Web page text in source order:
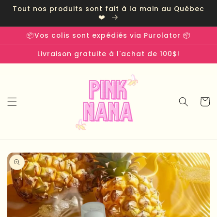
passer
contenu
Tout nos produits sont fait à la main au Québec
❤️
📦Vos colis sont expédiés via Purolator 📦
Livraison gratuite à l'achat de 100$!
Panier
Passer aux
informations
produits